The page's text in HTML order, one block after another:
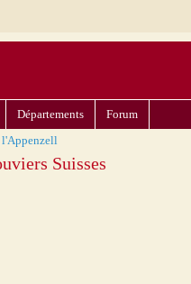
Départements
Forum
Suisses